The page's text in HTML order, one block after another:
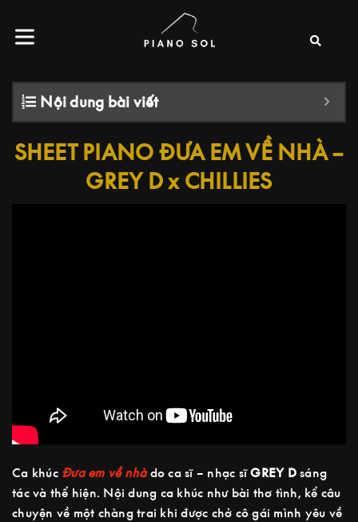
Nội dung bài viết
SHEET PIANO ĐƯA EM VỀ NHÀ –
GREY D x CHILLIES
Ca khúc Đưa em về nhàdo ca sĩ – nhạc sĩGREY Dsáng
tác và thể hiện. Nội dung ca khúc như bài thơ tình, kể câu
chuyện về một chàng trai khi được chở cô gái mình yêu về